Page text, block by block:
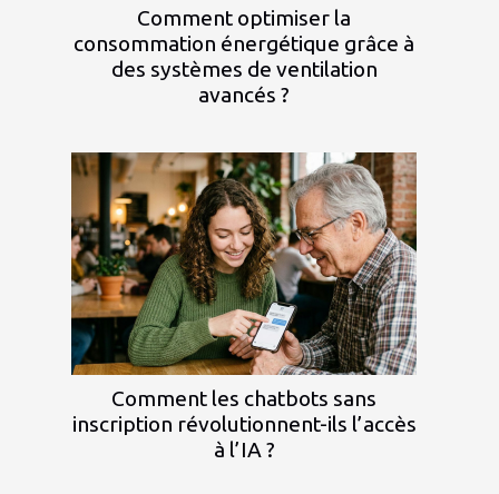
Comment optimiser la
consommation énergétique grâce à
des systèmes de ventilation
avancés ?
Comment les chatbots sans
inscription révolutionnent-ils l’accès
à l’IA ?